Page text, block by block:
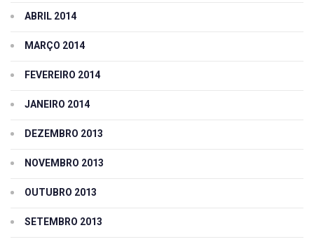
ABRIL 2014
MARÇO 2014
FEVEREIRO 2014
JANEIRO 2014
DEZEMBRO 2013
NOVEMBRO 2013
OUTUBRO 2013
SETEMBRO 2013